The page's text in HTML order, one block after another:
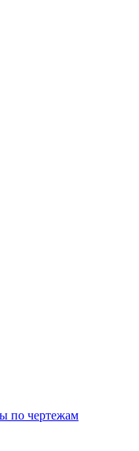
по чертежам